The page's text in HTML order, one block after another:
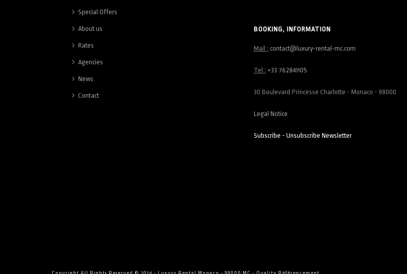
Special Offers
About us
Rates
Agencies
News
Contact
BOOKING, INFORMATION
Mail : contact@luxury-rental-mc.com
Tel : +33 762841105
30 Boulevard Princesse Charlotte - Monaco - 98000
Legal Notice
Subscribe - Unsubscribe Newsletter